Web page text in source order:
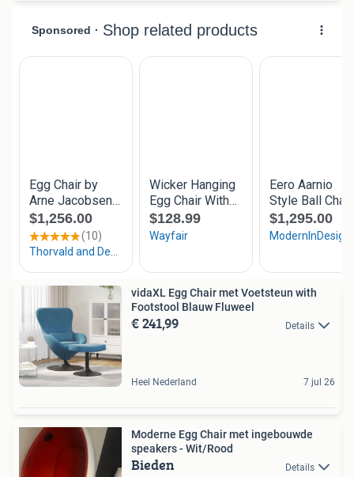
vidaXL Egg Chair met Voetsteun with
Footstool Blauw Fluweel
€ 241,99 Details
Heel Nederland 7 jul 26
Moderne Egg Chair met ingebouwde
speakers - Wit/Rood
Bieden Details